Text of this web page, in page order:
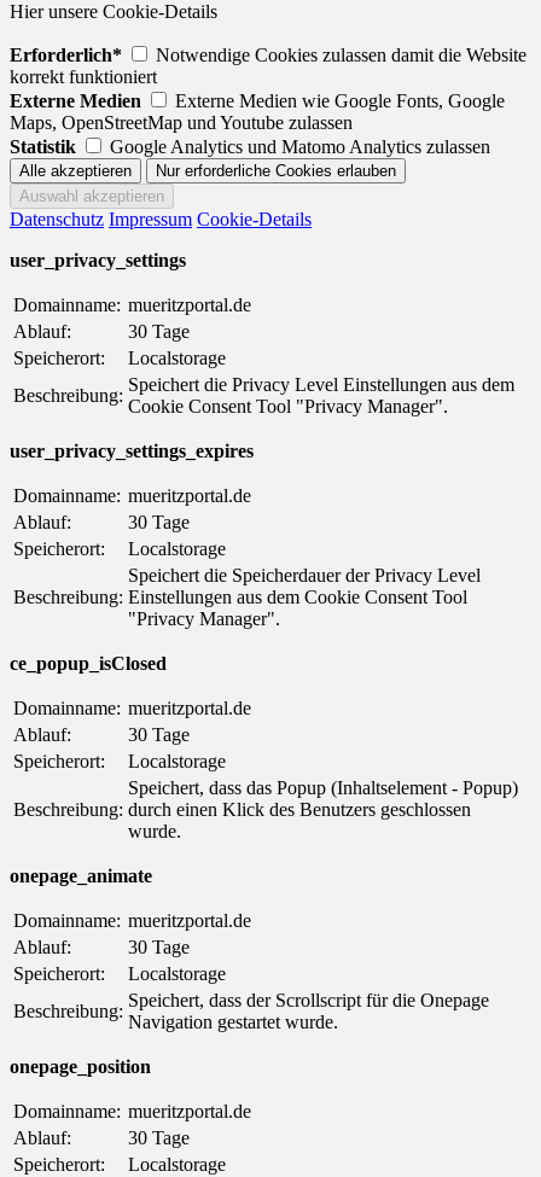
Hier unsere Cookie-Details
Erforderlich*
Notwendige Cookies zulassen damit die Website
korrekt funktioniert
Externe Medien
Externe Medien wie Google Fonts, Google
Maps, OpenStreetMap und Youtube zulassen
Statistik
Google Analytics und Matomo Analytics zulassen
Datenschutz Impressum Cookie-Details
user_privacy_settings
Domainname: mueritzportal.de
Ablauf:
30 Tage
Speicherort:
Localstorage
Beschreibung:
Speichert die Privacy Level Einstellungen aus dem
Cookie Consent Tool "Privacy Manager".
user_privacy_settings_expires
Domainname: mueritzportal.de
Ablauf:
30 Tage
Speicherort:
Localstorage
Beschreibung:
Speichert die Speicherdauer der Privacy Level
Einstellungen aus dem Cookie Consent Tool
"Privacy Manager".
ce_popup_isClosed
Domainname: mueritzportal.de
Ablauf:
30 Tage
Speicherort:
Localstorage
Beschreibung:
Speichert, dass das Popup (Inhaltselement - Popup)
durch einen Klick des Benutzers geschlossen
wurde.
onepage_animate
Domainname: mueritzportal.de
Ablauf:
30 Tage
Speicherort:
Localstorage
Beschreibung:
Speichert, dass der Scrollscript für die Onepage
Navigation gestartet wurde.
onepage_position
Domainname: mueritzportal.de
Ablauf:
30 Tage
Speicherort:
Localstorage